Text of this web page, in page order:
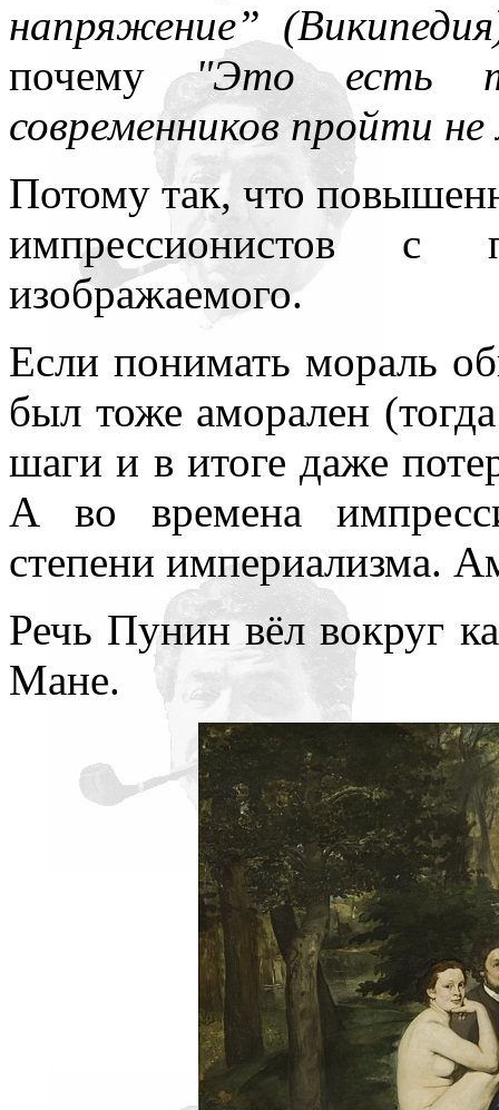
напряжение”
почему"Это есть
современников пройти
Потому так, что
импрессионистов с
изображаемого.
Если понимать мораль
был тоже аморален
шаги и в итоге даже
А во времена
степени империализма.
Речь Пунин вёл вокруг
Мане.